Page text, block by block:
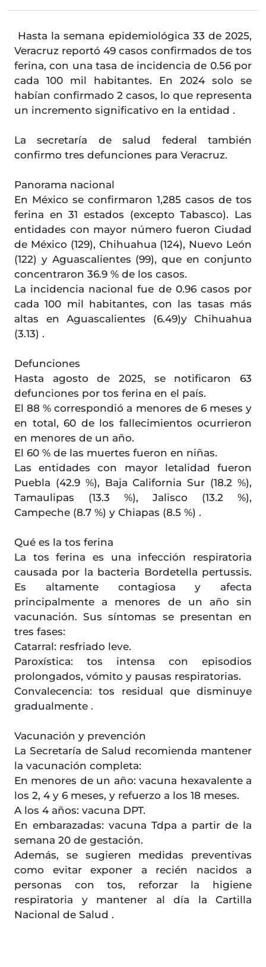
Hasta la semana epidemiológica 33 de 2025,
Veracruz reportó 49 casos confirmados de tos
ferina, con una tasa de incidencia de 0.56 por
cada 100 mil habitantes. En 2024 solo se
habían confirmado 2 casos, lo que representa
un incremento significativo en la entidad .
La secretaría de salud federal también
confirmo tres defunciones para Veracruz.
Panorama nacional
En México se confirmaron 1,285 casos de tos
ferina en 31 estados (excepto Tabasco). Las
entidades con mayor número fueron Ciudad
de México (129), Chihuahua (124), Nuevo León
(122) y Aguascalientes (99), que en conjunto
concentraron 36.9 % de los casos.
La incidencia nacional fue de 0.96 casos por
cada 100 mil habitantes, con las tasas más
altas en Aguascalientes (6.49)y Chihuahua
(3.13) .
Defunciones
Hasta agosto de 2025, se notificaron 63
defunciones por tos ferina en el país.
El 88 % correspondió a menores de 6 meses y
en total, 60 de los fallecimientos ocurrieron
en menores de un año.
El 60 % de las muertes fueron en niñas.
Las entidades con mayor letalidad fueron
Puebla (42.9 %), Baja California Sur (18.2 %),
Tamaulipas (13.3 %), Jalisco (13.2 %),
Campeche (8.7 %) y Chiapas (8.5 %) .
Qué es la tos ferina
La tos ferina es una infección respiratoria
causada por la bacteria Bordetella pertussis.
Es altamente contagiosa y afecta
principalmente a menores de un año sin
vacunación. Sus síntomas se presentan en
tres fases:
Catarral: resfriado leve.
Paroxística: tos intensa con episodios
prolongados, vómito y pausas respiratorias.
Convalecencia: tos residual que disminuye
gradualmente .
Vacunación y prevención
La Secretaría de Salud recomienda mantener
la vacunación completa:
En menores de un año: vacuna hexavalente a
los 2, 4 y 6 meses, y refuerzo a los 18 meses.
A los 4 años: vacuna DPT.
En embarazadas: vacuna Tdpa a partir de la
semana 20 de gestación.
Además, se sugieren medidas preventivas
como evitar exponer a recién nacidos a
personas con tos, reforzar la higiene
respiratoria y mantener al día la Cartilla
Nacional de Salud .